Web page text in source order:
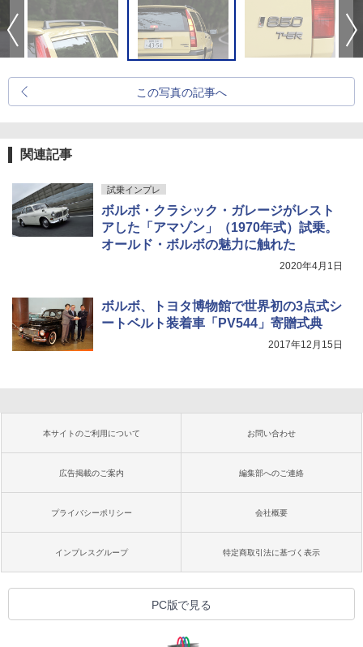
この写真の記事へ
関連記事
試乗インプレ
ボルボ・クラシック・ガレージがレスト
アした「アマゾン」（1970年式）試乗。
オールド・ボルボの魅力に触れた
2020年4月1日
ボルボ、トヨタ博物館で世界初の3点式シ
ートベルト装着車「PV544」寄贈式典
2017年12月15日
本サイトのご利用について お問い合わせ
広告掲載のご案内 編集部へのご連絡
プライバシーポリシー 会社概要
インプレスグループ 特定商取引法に基づく表示
PC版で見る